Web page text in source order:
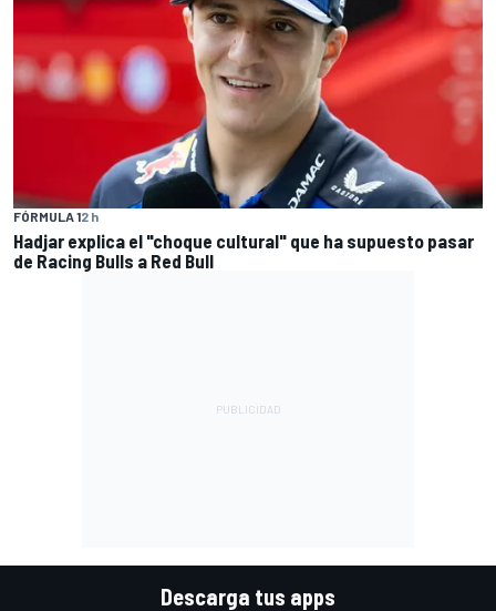
FÓRMULA 12 h
Hadjar explica el "choque cultural" que ha supuesto pasar
de Racing Bulls a Red Bull
Descarga tus apps